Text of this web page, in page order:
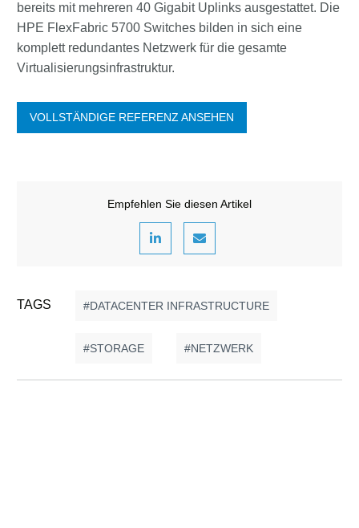
bereits mit mehreren 40 Gigabit Uplinks ausgestattet. Die
HPE FlexFabric 5700 Switches bilden in sich eine
komplett redundantes Netzwerk für die gesamte
Virtualisierungsinfrastruktur.
VOLLSTÄNDIGE REFERENZ ANSEHEN
Empfehlen Sie diesen Artikel
TAGS DATACENTER INFRASTRUCTURE
STORAGE NETZWERK